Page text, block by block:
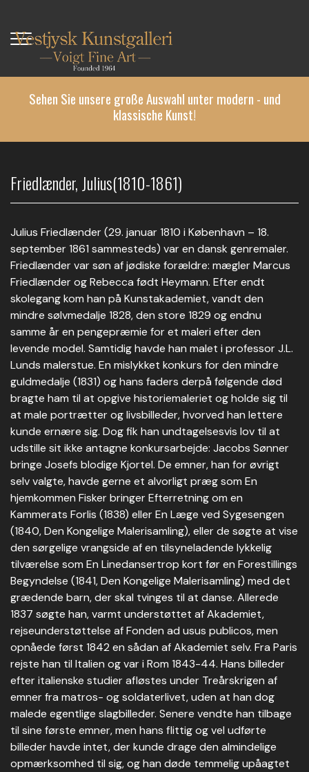
Inhalt
Sehen Sie unsere große Auswahl unter modern - und
klassische Kunst!
Friedlænder, Julius(1810-1861)
Julius Friedlænder (29. januar 1810 i København – 18.
september 1861 sammesteds) var en dansk genremaler.
Friedlænder var søn af jødiske forældre: mægler Marcus
Friedlænder og Rebecca født Heymann. Efter endt
skolegang kom han på Kunstakademiet, vandt den
mindre sølvmedalje 1828, den store 1829 og endnu
samme år en pengepræmie for et maleri efter den
levende model. Samtidig havde han malet i professor J.L.
Lunds malerstue. En mislykket konkurs for den mindre
guldmedalje (1831) og hans faders derpå følgende død
bragte ham til at opgive historiemaleriet og holde sig til
at male portrætter og livsbilleder, hvorved han lettere
kunde ernære sig. Dog fik han undtagelsesvis lov til at
udstille sit ikke antagne konkursarbejde: Jacobs Sønner
bringe Josefs blodige Kjortel. De emner, han for øvrigt
selv valgte, havde gerne et alvorligt præg som En
hjemkommen Fisker bringer Efterretning om en
Kammerats Forlis (1838) eller En Læge ved Sygesengen
(1840, Den Kongelige Malerisamling), eller de søgte at vise
den sørgelige vrangside af en tilsyneladende lykkelig
tilværelse som En Linedansertrop kort før en Forestillings
Begyndelse (1841, Den Kongelige Malerisamling) med det
grædende barn, der skal tvinges til at danse. Allerede
1837 søgte han, varmt understøttet af Akademiet,
rejseunderstøttelse af Fonden ad usus publicos, men
opnåede først 1842 en sådan af Akademiet selv. Fra Paris
rejste han til Italien og var i Rom 1843-44. Hans billeder
efter italienske studier afløstes under Treårskrigen af
emner fra matros- og soldaterlivet, uden at han dog
malede egentlige slagbilleder. Senere vendte han tilbage
til sine første emner, men hans flittig og vel udførte
billeder havde intet, der kunde drage den almindelige
opmærksomhed til sig, og han døde temmelig upåagtet